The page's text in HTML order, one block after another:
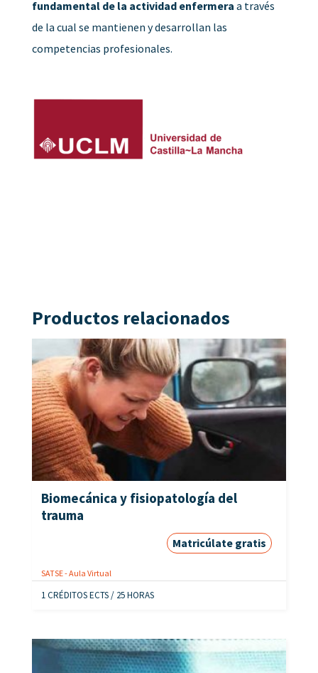
fundamental de la actividad enfermera a través
de la cual se mantienen y desarrollan las
competencias profesionales.
Productos relacionados
Biomecánica y fisiopatología del
trauma
Matricúlate gratis
SATSE - Aula Virtual
1 CRÉDITOS ECTS / 25 HORAS